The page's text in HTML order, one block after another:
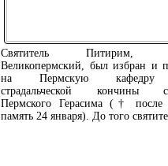
Святитель Питирим,
Великопермский, был избран и
на Пермскую кафедру
страдальческой кончины
Пермского Герасима († после
память 24 января). До того